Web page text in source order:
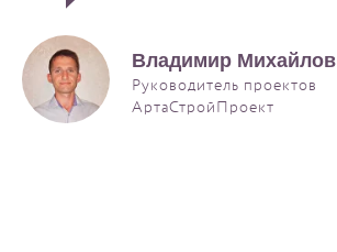
Владимир Михайлов
Руководитель проектов
АртаСтройПроект